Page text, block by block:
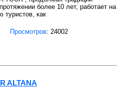
более 10 лет, работает на
туристов, как
Просмотров: 24002
ALTANA